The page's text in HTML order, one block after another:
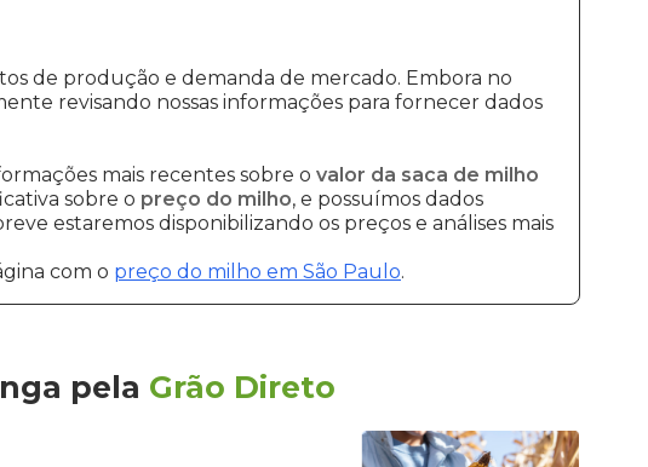
de produção e demanda de mercado. Embora no
revisando nossas informações para fornecer dados
mais recentes sobre o valor da saca de milho
sobre o preço do milho, e possuímos dados
estaremos disponibilizando os preços e análises mais
com o preço do milho em São Paulo.
pela Grão Direto